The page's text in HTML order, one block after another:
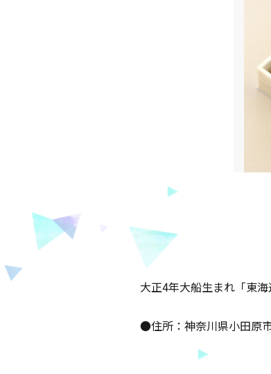
大正4年大船生まれ「東
●住所：神奈川県小田原